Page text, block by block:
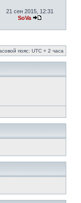
21 сен 2015, 12:31
SoVa
пояс: UTC + 2 часа